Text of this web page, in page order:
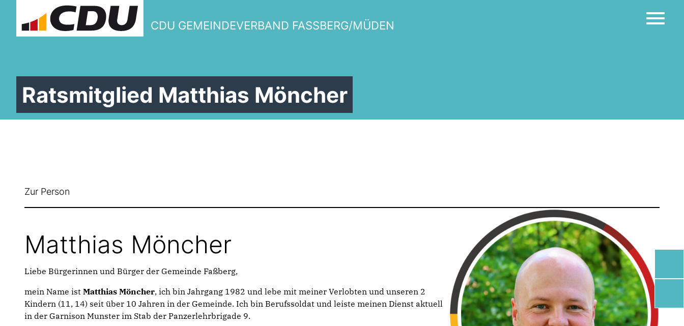
CDU GEMEINDEVERBAND FASSBERG/MÜDEN
Ratsmitglied Matthias Möncher
Zur Person
Matthias Möncher
Liebe Bürgerinnen und Bürger der Gemeinde Faßberg,
mein Name ist Matthias Möncher, ich bin Jahrgang 1982 und lebe mit meiner Verlobten und unseren 2
Kindern (11, 14) seit über 10 Jahren in der Gemeinde. Ich bin Berufssoldat und leiste meinen Dienst aktuell
in der Garnison Munster im Stab der Panzerlehrbrigade 9.